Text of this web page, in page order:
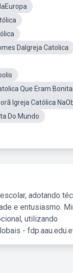
DaIgreja Catolica
Que Eram
Igreja Católica
Do Mundo
adotando
e entusiasmo.
utilizando
-